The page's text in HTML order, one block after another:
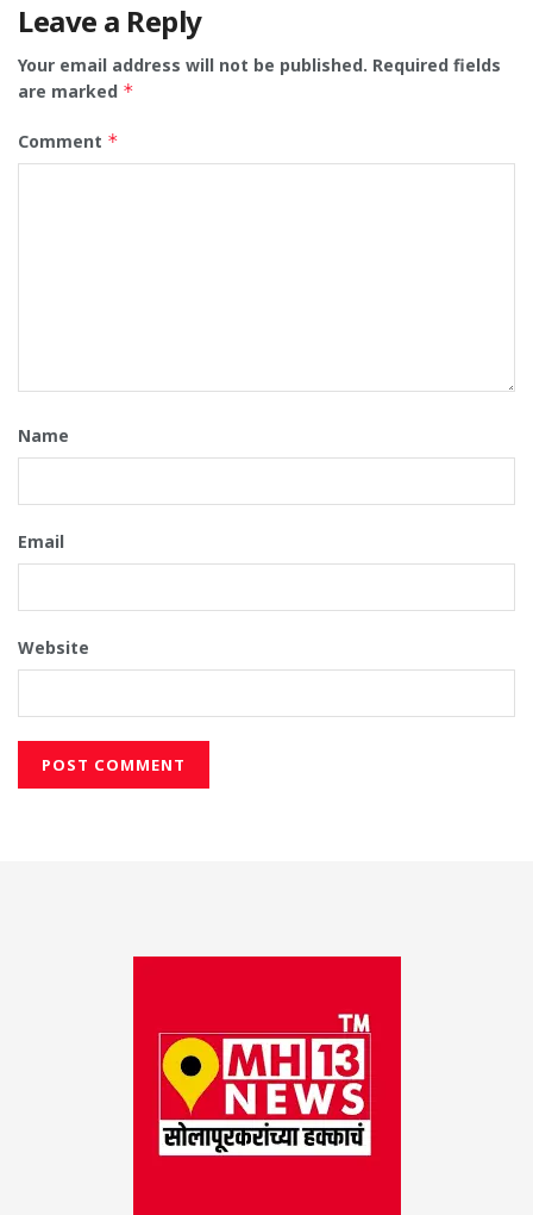
Leave a Reply
Your email address will not be published. Required fields
are marked *
Comment *
Name
Email
Website